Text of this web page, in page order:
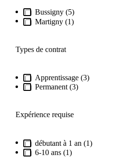
Bussigny (5)
Martigny (1)
Types de contrat
Apprentissage (3)
Permanent (3)
Expérience requise
débutant à 1 an (1)
6-10 ans (1)